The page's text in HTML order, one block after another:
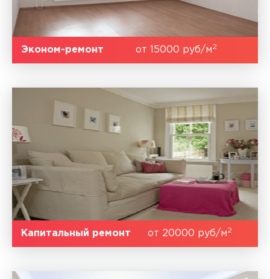
Эконом-ремонт от 15000 руб/м2
Капитальный ремонт от 20000 руб/м2